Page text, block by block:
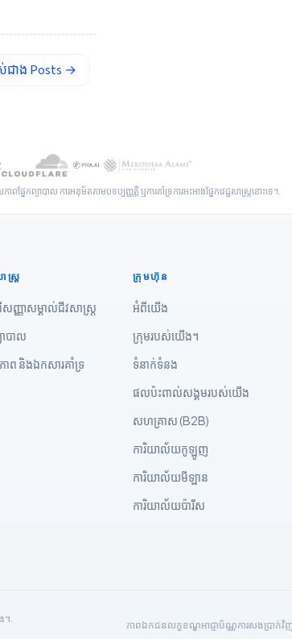
ជាង Posts →
ផ្នែកព្យាបាល ការអនុម័តតាមបទប្បញ្ញត្តិ ឬការគាំទ្រការអះអាងផ្នែកវេជ្ជសាស្ត្រនោះទេ។.
ស្ត្រ
ញ្ញាសម្គាល់ជីវសាស្រ្ត
ាបាល
ាព និងឯកសារគាំទ្រ
ក្រុមហ៊ុន
អំពីយើង
ក្រុមរបស់យើង។
ទំនាក់ទំនង
ផលប៉ះពាល់សង្គមរបស់យើង
សហគ្រាស (B2B)
ការិយាល័យ​កូឡូញ
ការិយាល័យ​មីឡាន
ការិយាល័យប៉ារីស
.
ភាពឯកជនលក្ខខណ្ឌអាជ្ញាប័ណ្ណការសងប្រាក់វិ